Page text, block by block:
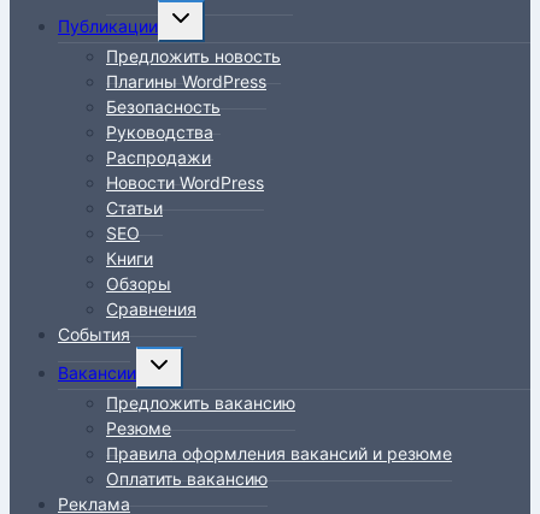
Публикации
Переключить
дочернее
меню
Предложить новость
Плагины WordPress
Безопасность
Руководства
Распродажи
Новости WordPress
Статьи
SEO
Книги
Обзоры
Сравнения
События
Вакансии
Переключить
дочернее
меню
Предложить вакансию
Резюме
Правила оформления вакансий и резюме
Оплатить вакансию
Реклама